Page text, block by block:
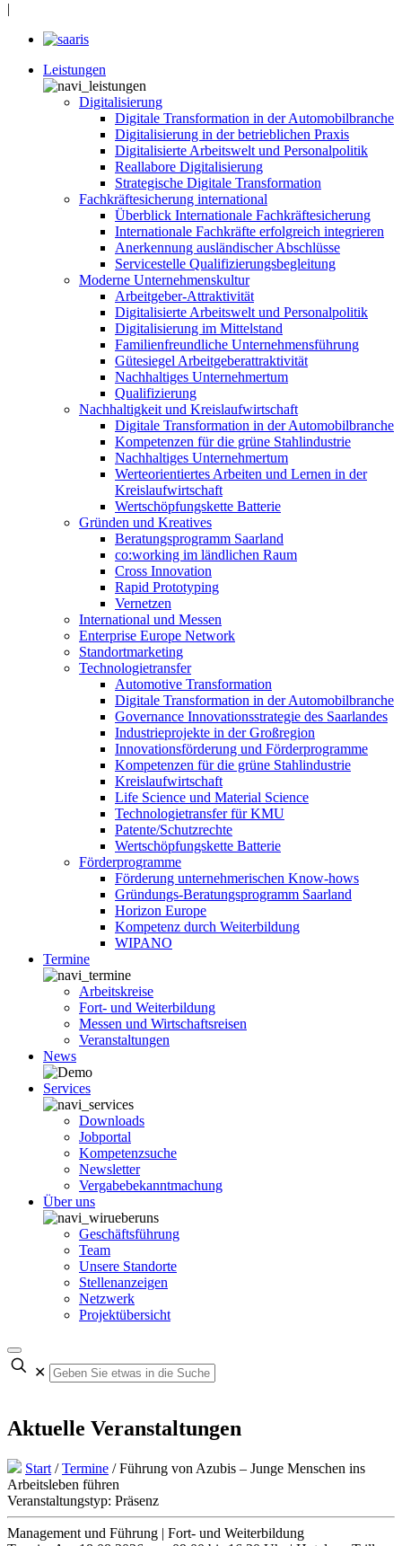
|
Leistungen
Digitalisierung
Digitale Transformation in der Automobilbranche
Digitalisierung in der betrieblichen Praxis
Digitalisierte Arbeitswelt und Personalpolitik
Reallabore Digitalisierung
Strategische Digitale Transformation
Fachkräftesicherung international
Überblick Internationale Fachkräftesicherung
Internationale Fachkräfte erfolgreich integrieren
Anerkennung ausländischer Abschlüsse
Servicestelle Qualifizierungsbegleitung
Moderne Unternehmenskultur
Arbeitgeber-Attraktivität
Digitalisierte Arbeitswelt und Personalpolitik
Digitalisierung im Mittelstand
Familienfreundliche Unternehmensführung
Gütesiegel Arbeitgeberattraktivität
Nachhaltiges Unternehmertum
Qualifizierung
Nachhaltigkeit und Kreislaufwirtschaft
Digitale Transformation in der Automobilbranche
Kompetenzen für die grüne Stahlindustrie
Nachhaltiges Unternehmertum
Werteorientiertes Arbeiten und Lernen in der
Kreislaufwirtschaft
Wertschöpfungskette Batterie
Gründen und Kreatives
Beratungsprogramm Saarland
co:working im ländlichen Raum
Cross Innovation
Rapid Prototyping
Vernetzen
International und Messen
Enterprise Europe Network
Standortmarketing
Technologietransfer
Automotive Transformation
Digitale Transformation in der Automobilbranche
Governance Innovationsstrategie des Saarlandes
Industrieprojekte in der Großregion
Innovationsförderung und Förderprogramme
Kompetenzen für die grüne Stahlindustrie
Kreislaufwirtschaft
Life Science und Material Science
Technologietransfer für KMU
Patente/Schutzrechte
Wertschöpfungskette Batterie
Förderprogramme
Förderung unternehmerischen Know-hows
Gründungs-Beratungsprogramm Saarland
Horizon Europe
Kompetenz durch Weiterbildung
WIPANO
Termine
Arbeitskreise
Fort- und Weiterbildung
Messen und Wirtschaftsreisen
Veranstaltungen
News
Services
Downloads
Jobportal
Kompetenzsuche
Newsletter
Vergabebekanntmachung
Über uns
Geschäftsführung
Team
Unsere Standorte
Stellenanzeigen
Netzwerk
Projektübersicht
✕
Aktuelle Veranstaltungen
Start /Termine /Führung von Azubis – Junge Menschen ins
Arbeitsleben führen
Veranstaltungstyp: Präsenz
Management und Führung | Fort- und Weiterbildung